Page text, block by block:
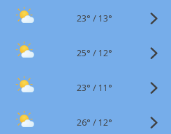
23° / 13°
25° / 12°
23° / 11°
26° / 12°